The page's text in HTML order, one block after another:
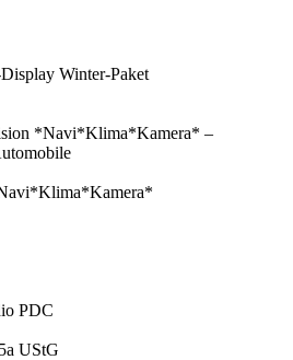
Winter-Paket
PDC
UStG